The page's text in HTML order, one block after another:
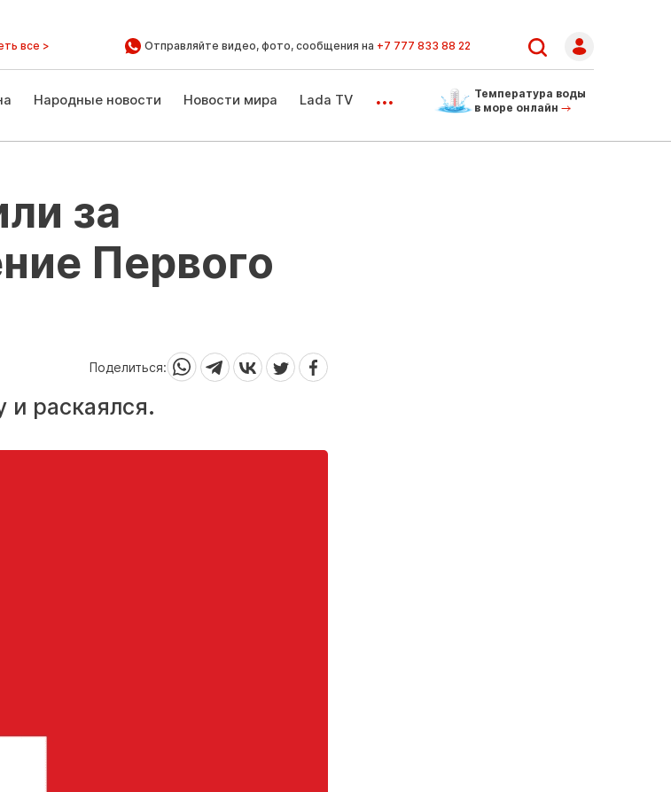
все > Отправляйте видео, фото, сообщения на +7 777 833 88 22
Народные новости Новости мира Lada TV ...
Температура воды
в море онлайн
за
Первого
Поделиться:
и раскаялся.